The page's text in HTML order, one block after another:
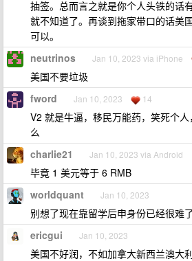
抽签。总而言之就是你个人头铁的话
就不知道了。再谈到拖家带口的话美
可以。
neutrinos Jan 10, 2023 via iPhone
美国不要垃圾
fword Jan 10, 2023 14
V2 就是牛逼，移民万能药，笑死个
么
charlie21 Jan 10, 2023 via Android
毕竟 1 美元等于 6 RMB
worldquant Jan 10, 2023
别想了现在靠留学后申身份已经很难
ericgui Jan 10, 2023
美国不好润，不如加拿大新西兰澳大